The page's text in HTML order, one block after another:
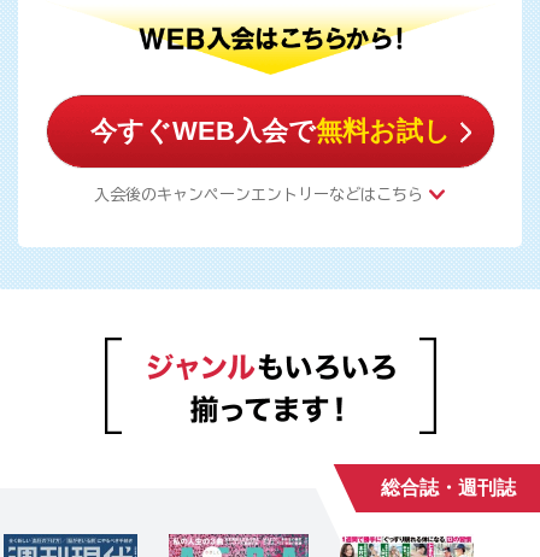
今すぐWEB入会で無料お試し
入会後のキャンペーンエントリーなどはこちら
総合誌・週刊誌